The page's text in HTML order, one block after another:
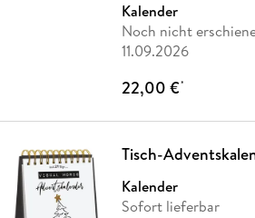
Kalender
Noch nicht
11.09.2026
22,00 €*
Tisch-
Kalender
Sofort lieferbar